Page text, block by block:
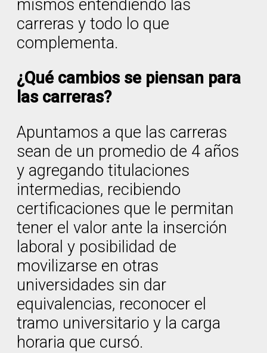
mismos entendiendo las
carreras y todo lo que
complementa.
¿Qué cambios se piensan para
las carreras?
Apuntamos a que las carreras
sean de un promedio de 4 años
y agregando titulaciones
intermedias, recibiendo
certificaciones que le permitan
tener el valor ante la inserción
laboral y posibilidad de
movilizarse en otras
universidades sin dar
equivalencias, reconocer el
tramo universitario y la carga
horaria que cursó.